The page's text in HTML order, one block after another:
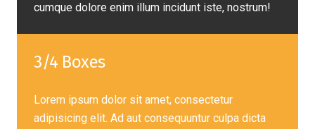
cumque dolore enim illum incidunt iste, nostrum!
3/4 Boxes
Lorem ipsum dolor sit amet, consectetur
adipisicing elit. Ad aut consequuntur culpa dicta